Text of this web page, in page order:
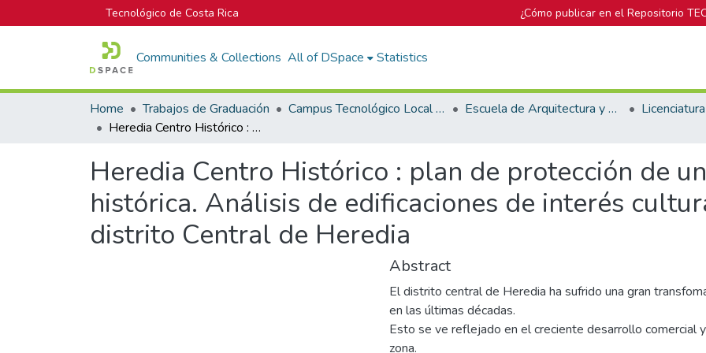
Tecnológico de Costa Rica ¿Cómo publicar en el Repositorio
Communities & Collections All of DSpace Statistics
Home Trabajos de Graduación Campus Tecnológico Local San José
Escuela de Arquitectura y Urbanismo
Heredia Centro Histórico : plan de protección de una zona urbana histórica. Análisis de edificaciones de interés cultural-arquitectónico del distrito Central de Heredia
Heredia Centro Histórico : plan de protección de
histórica. Análisis de edificaciones de interés
distrito Central de Heredia
Abstract
El distrito central de Heredia ha sufrido una gran
en las últimas décadas.
Esto se ve reflejado en el creciente desarrollo comercial
zona.